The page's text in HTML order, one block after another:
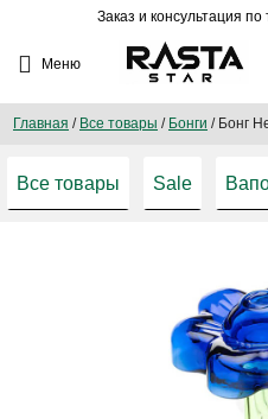
Заказ и консультация по
Меню
Главная / Все товары / Бонги / Бонг
Все товары Sale